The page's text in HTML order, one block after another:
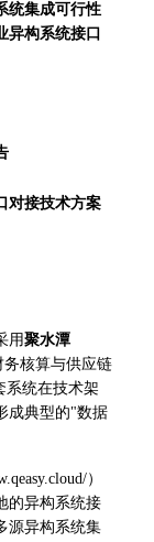
统集成可行性
构系统接口
对接技术方案
用聚水潭
核算与供应链
系统在技术架
成典型的"数据
）
的异构系统接
源异构系统集